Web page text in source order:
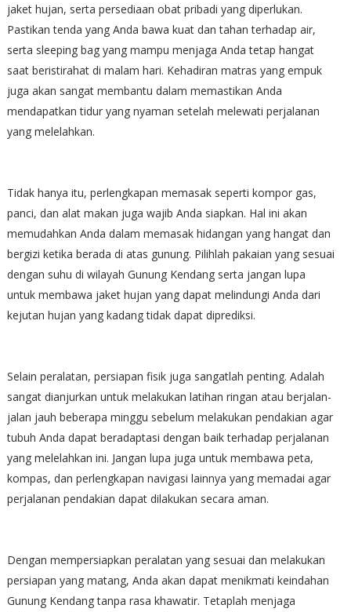
jaket hujan, serta persediaan obat pribadi yang diperlukan.
Pastikan tenda yang Anda bawa kuat dan tahan terhadap air,
serta sleeping bag yang mampu menjaga Anda tetap hangat
saat beristirahat di malam hari. Kehadiran matras yang empuk
juga akan sangat membantu dalam memastikan Anda
mendapatkan tidur yang nyaman setelah melewati perjalanan
yang melelahkan.
Tidak hanya itu, perlengkapan memasak seperti kompor gas,
panci, dan alat makan juga wajib Anda siapkan. Hal ini akan
memudahkan Anda dalam memasak hidangan yang hangat dan
bergizi ketika berada di atas gunung. Pilihlah pakaian yang sesuai
dengan suhu di wilayah Gunung Kendang serta jangan lupa
untuk membawa jaket hujan yang dapat melindungi Anda dari
kejutan hujan yang kadang tidak dapat diprediksi.
Selain peralatan, persiapan fisik juga sangatlah penting. Adalah
sangat dianjurkan untuk melakukan latihan ringan atau berjalan-
jalan jauh beberapa minggu sebelum melakukan pendakian agar
tubuh Anda dapat beradaptasi dengan baik terhadap perjalanan
yang melelahkan ini. Jangan lupa juga untuk membawa peta,
kompas, dan perlengkapan navigasi lainnya yang memadai agar
perjalanan pendakian dapat dilakukan secara aman.
Dengan mempersiapkan peralatan yang sesuai dan melakukan
persiapan yang matang, Anda akan dapat menikmati keindahan
Gunung Kendang tanpa rasa khawatir. Tetaplah menjaga